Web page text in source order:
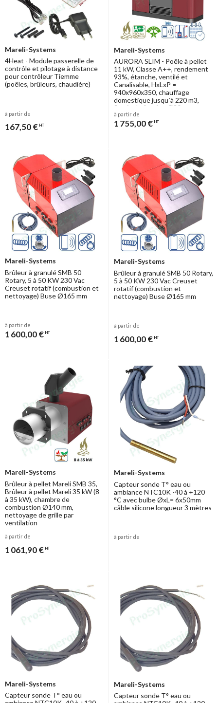
Mareli-Systems
4Heat - Module passerelle de
contrôle et pilotage à distance
pour contrôleur Tiemme
(poêles, brûleurs, chaudière)
à partir de
167,50 € HT
Mareli-Systems
AURORA SLIM - Poêle à pellet
11 kW, Classe A++, rendement
93%, étanche, ventilé et
Canalisable, HxLxP =
940x960x350, chauffage
domestique jusqu´à 220 m3,
Sortie de fumées Ø80
à partir de
1 755,00 € HT
Mareli-Systems
Brûleur à granulé SMB 50
Rotary, 5 à 50 KW 230 Vac
Creuset rotatif (combustion et
nettoyage) Buse Ø165 mm
à partir de
1 600,00 € HT
Mareli-Systems
Brûleur à granulé SMB 50 Rotary,
5 à 50 KW 230 Vac Creuset
rotatif (combustion et
nettoyage) Buse Ø165 mm
à partir de
1 600,00 € HT
Mareli-Systems
Brûleur à pellet Mareli SMB 35,
Brûleur à pellet Mareli 35 kW (8
à 35 kW), chambre de
combustion Ø140 mm,
nettoyage de grille par
ventilation
à partir de
1 061,90 € HT
Mareli-Systems
Capteur sonde T° eau ou
ambiance NTC10K -40 à +120
°C avec bulbe ØxL= 6x50mm
câble silicone longueur 3 mètres
à partir de
Mareli-Systems
Capteur sonde T° eau ou
Mareli-Systems
Capteur sonde T° eau ou